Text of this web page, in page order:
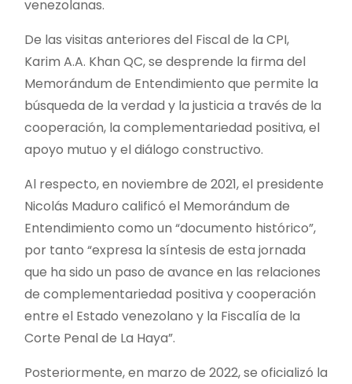
venezolanas.
De las visitas anteriores del Fiscal de la CPI,
Karim A.A. Khan QC, se desprende la firma del
Memorándum de Entendimiento que permite la
búsqueda de la verdad y la justicia a través de la
cooperación, la complementariedad positiva, el
apoyo mutuo y el diálogo constructivo.
Al respecto, en noviembre de 2021, el presidente
Nicolás Maduro calificó el Memorándum de
Entendimiento como un “documento histórico”,
por tanto “expresa la síntesis de esta jornada
que ha sido un paso de avance en las relaciones
de complementariedad positiva y cooperación
entre el Estado venezolano y la Fiscalía de la
Corte Penal de La Haya”.
Posteriormente, en marzo de 2022, se oficializó la